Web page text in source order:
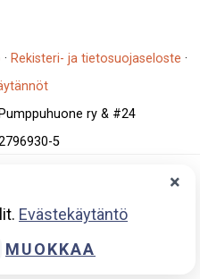
· Rekisteri- ja tietosuojaseloste ·
ry & #24
5
×
Evästekäytäntö
MUOKKAA